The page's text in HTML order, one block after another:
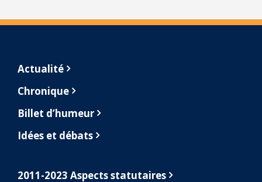
Footer
Actualité
Chronique
Billet d’humeur
Idées et débats
2011-2023 Aspects statutaires